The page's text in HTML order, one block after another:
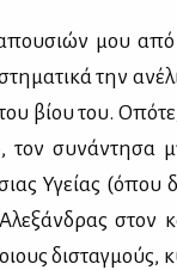
μου από
την
βί­ου του.
τον συ­νά­ντη­σα
Υγεί­ας (όπου
στον
δι­σταγ­μούς,